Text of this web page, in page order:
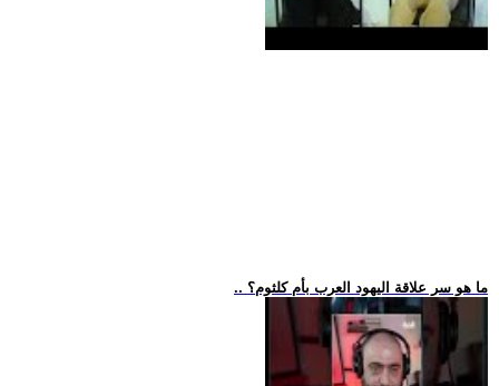
.. ما هو سر علاقة اليهود العرب بأم كلثوم؟